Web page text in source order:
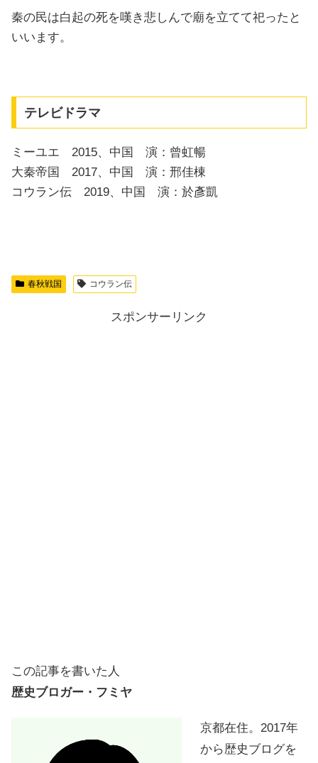
秦の民は白起の死を嘆き悲しんで廟を立てて祀ったと
いいます。
テレビドラマ
ミーユエ 2015、中国 演：曾虹暢
大秦帝国 2017、中国 演：邢佳棟
コウラン伝 2019、中国 演：於彥凱
春秋戦国 コウラン伝
スポンサーリンク
この記事を書いた人
歴史ブロガー・フミヤ
京都在住。2017年
から歴史ブログを